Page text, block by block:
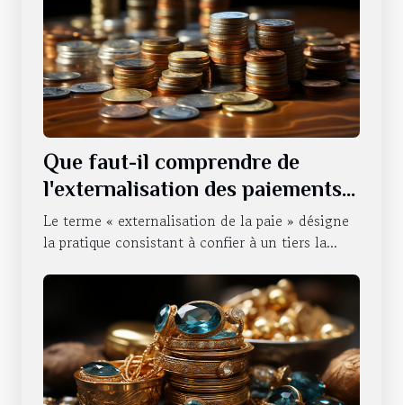
Que faut-il comprendre de
l'externalisation des paiements
d'une entreprise ?
Le terme « externalisation de la paie » désigne
la pratique consistant à confier à un tiers la...